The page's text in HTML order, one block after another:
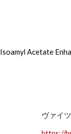
Isoamyl Acetate
ヴァイ